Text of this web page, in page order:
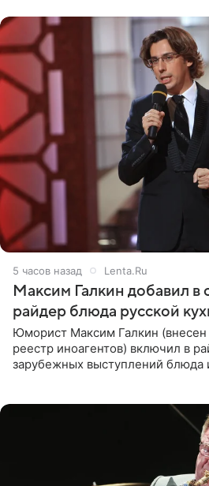
5 часов назад Lenta.Ru
Максим Галкин добавил в
райдер блюда русской
Юморист Максим Галкин
реестр иноагентов) включил в
зарубежных выступлений блюда